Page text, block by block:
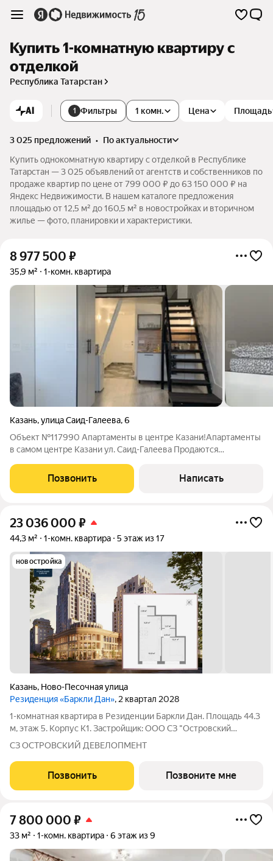
Купить 1-комнатную квартиру с
отделкой
Республика Татарстан
AI 1 Фильтры 1 комн. Цена Площадь
3 025 предложений •
по актуальности
Купить однокомнатную квартиру с отделкой в Республике
Татарстан — 3 025 объявлений от агентств и собственников по
продаже квартир по цене от 799 000 ₽ до 63 150 000 ₽ на
Яндекс Недвижимости. В нашем каталоге предложения
площадью от 12,5 м² до 160,5 м² в новостройках и вторичном
жилье — фото, планировки и характеристики.
8 977 500 ₽
35,9 м² 1-комн. квартира
Казань,улица Саид-Галеева,6
Объект №117990 Апартаменты в центре Казани!Апартаменты
в самом центре Казани ул. Саид-Галеева Продаются
улица Саид-Галеева (Вахитовский район), в самом сердце
Казань. Локация одно из главных
Позвонить Написать
23 036 000 ₽
44,3 м² 1-комн. квартира 5 этаж из 17
новостройка
Казань, Ново-Песочная улица
Резиденция «Баркли Дан», 2 квартал 2028
1-комнатная квартира в Резиденции Баркли Дан. Площадь 44.3
м, этаж 5. Корпус К1. Застройщик: ООО СЗ "Островский
Девелопмент". Срок сдачи II квартал 2028 года. ДДУ,
возможна ипотека. Премиальная недвижимость в Казани от
федерального застройщика.
СЗ ОСТРОВСКИЙ ДЕВЕЛОПМЕНТ
Позвонить Позвоните мне
7 800 000 ₽
33 м² 1-комн. квартира 6 этаж из 9